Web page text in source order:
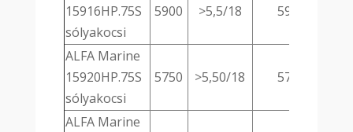
15916HP.75S
sólyakocsi
5900 >5,5/18 595
ALFA Marine
15920HP.75S
sólyakocsi
5750 >5,50/18 575
ALFA Marine